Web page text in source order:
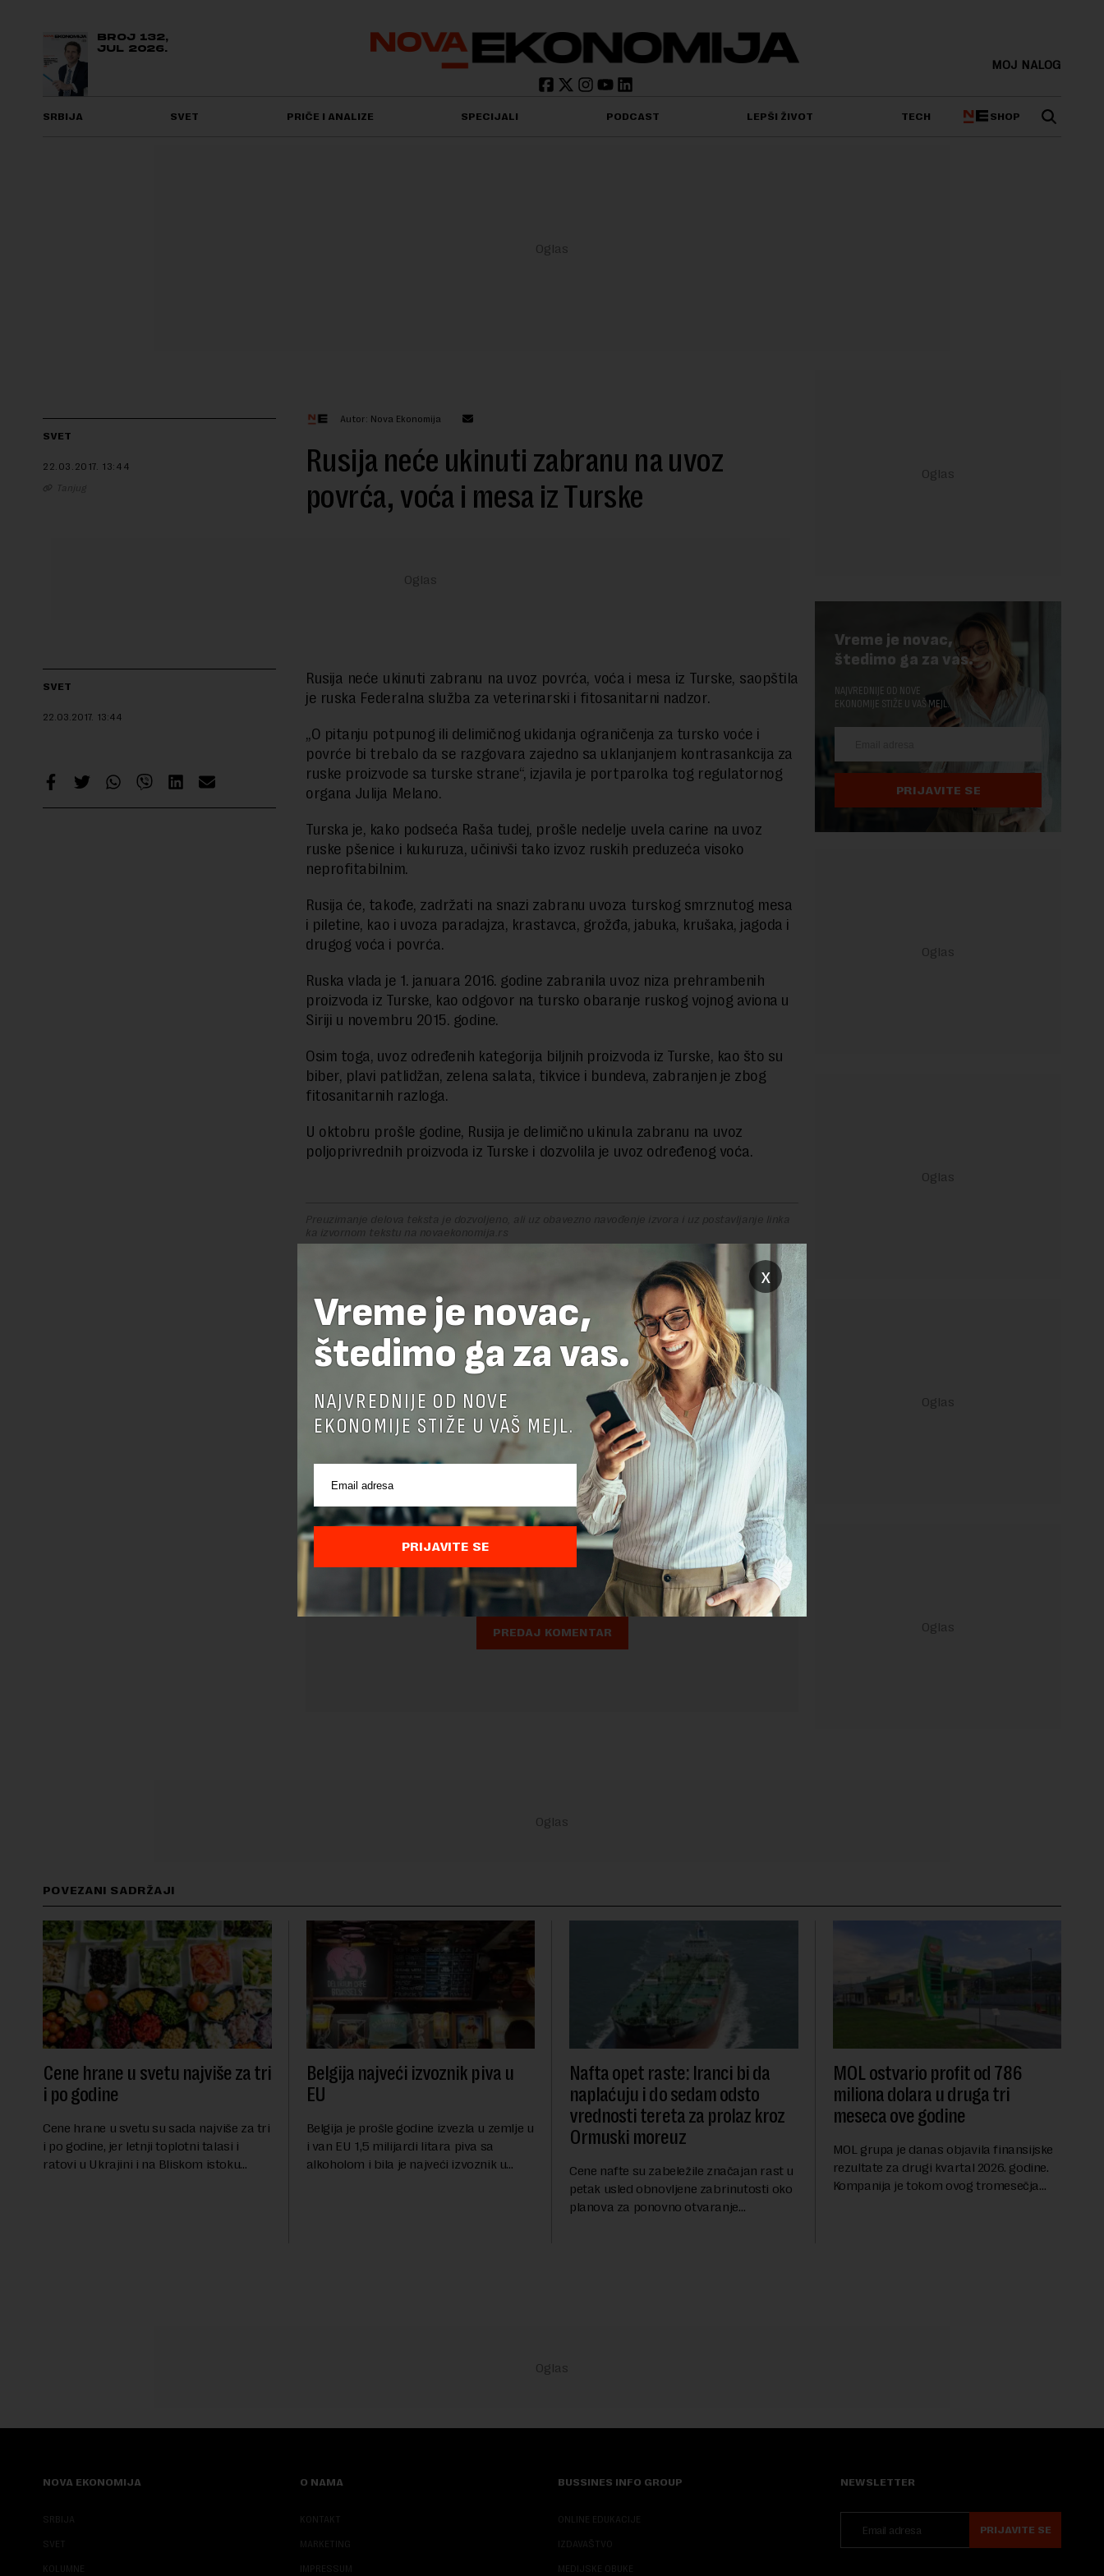
BROJ 132,
JUL 2026.
MOJ NALOG
SRBIJA SVET PRIČE I ANALIZE SPECIJALI PODCAST LEPŠI ŽIVOT TECH SHOP
SVET
22.03.2017. 13:44
Tanjug
Autor: Nova Ekonomija
Rusija neće ukinuti zabranu na uvoz
povrća, voća i mesa iz Turske
SVET
22.03.2017. 13:44
Rusija neće ukinuti zabranu na uvoz povrća, voća i mesa iz Turske, saopštila
je ruska Federalna služba za veterinarski i fitosanitarni nadzor.
„O pitanju potpunog ili delimičnog ukidanja ograničenja za tursko voće i
povrće bi trebalo da se razgovara zajedno sa uklanjanjem kontrasankcija za
ruske proizvode sa turske strane“, izjavila je portparolka tog regulatornog
organa Julija Melano.
Turska je, kako podseća Raša tudej, prošle nedelje uvela carine na uvoz
ruske pšenice i kukuruza, učinivši tako izvoz ruskih preduzeća visoko
neprofitabilnim.
Rusija će, takođe, zadržati na snazi zabranu uvoza turskog smrznutog mesa
i piletine, kao i uvoza paradajza, krastavca, grožđa, jabuka, krušaka, jagoda i
drugog voća i povrća.
Ruska vlada je 1. januara 2016. godine zabranila uvoz niza prehrambenih
proizvoda iz Turske, kao odgovor na tursko obaranje ruskog vojnog aviona u
Siriji u novembru 2015. godine.
Osim toga, uvoz određenih kategorija biljnih proizvoda iz Turske, kao što su
biber, plavi patlidžan, zelena salata, tikvice i bundeva, zabranjen je zbog
fitosanitarnih razloga.
U oktobru prošle godine, Rusija je delimično ukinula zabranu na uvoz
poljoprivrednih proizvoda iz Turske i dozvolila je uvoz određenog voća.
Preuzimanje delova teksta je dozvoljeno, ali uz obavezno navođenje izvora i uz postavljanje linka
ka izvornom tekstu na novaekonomija.rs
OSTAVITE ODGOVOR
Pre slanja komentara, molimo vas da se upoznate sapravilima komentarisanja i pravilima
korišćenja sajta.
Google Politika Privatnosti i Google Uslovi
Korišćenjasu primenjeni.
Vreme je novac,
štedimo ga za vas.
NAJVREDNIJE OD NOVE
EKONOMIJE STIŽE U VAŠ MEJL.
PRIJAVITE SE
POVEZANI SADRŽAJI
Cene hrane u svetu najviše za tri
i po godine
Cene hrane u svetu su sada najviše za tri
i po godine, jer letnji toplotni talasi i
ratovi u Ukrajini i na Bliskom istoku
Belgija najveći izvoznik piva u
EU
Belgija je prošle godine izvezla u zemlje u
i van EU 1,5 milijardi litara piva sa
alkoholom i bila je najveći izvoznik u
Nafta opet raste: Iranci bi da
naplaćuju i do sedam odsto
vrednosti tereta za prolaz kroz
Ormuski moreuz
Cene nafte su zabeležile značajan rast u
petak usled obnovljene zabrinutosti oko
planova za ponovno otvaranje
MOL ostvario profit od 786
miliona dolara u druga tri
meseca ove godine
MOL grupa je danas objavila finansijske
rezultate za drugi kvartal 2026. godine.
Kompanija je tokom ovog tromesečja
NOVA EKONOMIJA
SRBIJA
SVET
KOLUMNE
O NAMA
KONTAKT
MARKETING
IMPRESSUM
BUSSINES INFO GROUP
ONLINE EDUKACIJE
IZDAVAŠTVO
MEDIJSKE OBUKE
NEWSLETTER
PRIJAVITE SE
x
Vreme je novac,
štedimo ga za vas.
NAJVREDNIJE OD NOVE
EKONOMIJE STIŽE U VAŠ MEJL.
PRIJAVITE SE